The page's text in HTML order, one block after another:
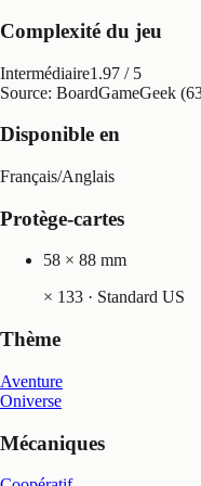
Complexité du jeu
Intermédiaire1.97 / 5
Source: BoardGameGeek
Disponible en
Français/Anglais
Protège-cartes
58 × 88 mm
× 133 · Standard US
Thème
Aventure
Oniverse
Mécaniques